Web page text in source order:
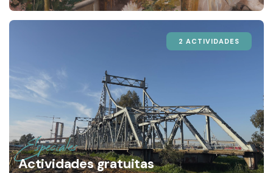
2 ACTIVIDADES
Especiales
Actividades gratuitas